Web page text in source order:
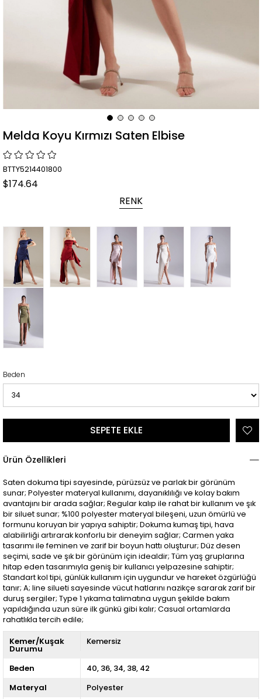
Melda Koyu Kırmızı Saten Elbise
BTTY5214401800
$174.64
RENK
Beden
Ürün Özellikleri
Saten dokuma tipi sayesinde, pürüzsüz ve parlak bir görünüm
sunar; Polyester materyal kullanımı, dayanıklılığı ve kolay bakım
avantajını bir arada sağlar; Regular kalıp ile rahat bir kullanım ve şık
bir siluet sunar; %100 polyester materyal bileşeni, uzun ömürlü ve
formunu koruyan bir yapıya sahiptir; Dokuma kumaş tipi, hava
alabilirliği artırarak konforlu bir deneyim sağlar; Carmen yaka
tasarımı ile feminen ve zarif bir boyun hattı oluşturur; Düz desen
seçimi, sade ve şık bir görünüm için idealdir; Tüm yaş gruplarına
hitap eden tasarımıyla geniş bir kullanıcı yelpazesine sahiptir;
Standart kol tipi, günlük kullanım için uygundur ve hareket özgürlüğü
tanır; A; line silueti sayesinde vücut hatlarını nazikçe sararak zarif bir
duruş sergiler; Type 1 yıkama talimatına uygun şekilde bakım
yapıldığında uzun süre ilk günkü gibi kalır; Casual ortamlarda
rahatlıkla tercih edile;
Kemer/Kuşak
Durumu
Kemersiz
Beden 40 36 34 38 42
Materyal
Polyester